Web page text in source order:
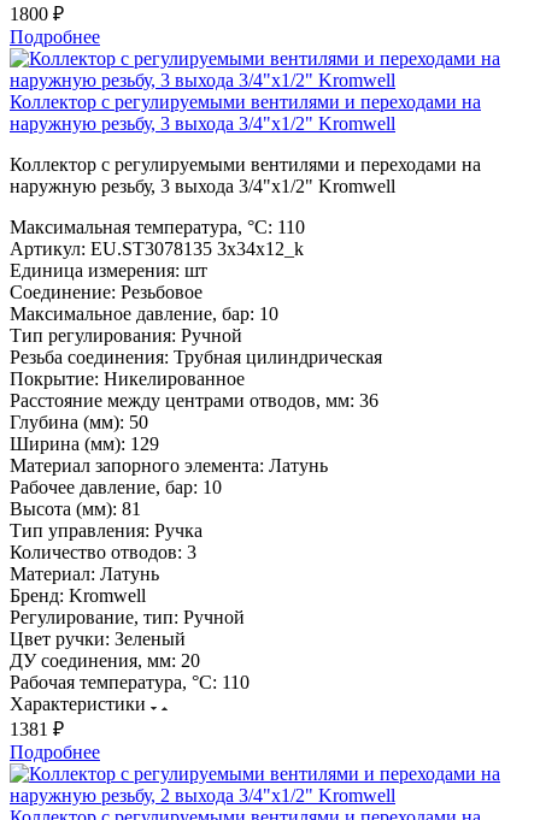
1800 ₽
Подробнее
Коллектор с регулируемыми вентилями и переходами на
наружную резьбу, 3 выхода 3/4"х1/2" Kromwell
Коллектор с регулируемыми вентилями и переходами на
наружную резьбу, 3 выхода 3/4"х1/2" Kromwell
Максимальная температура, °С: 110
Артикул: EU.ST3078135 3x34x12_k
Единица измерения: шт
Соединение: Резьбовое
Максимальное давление, бар: 10
Тип регулирования: Ручной
Резьба соединения: Трубная цилиндрическая
Покрытие: Никелированное
Расстояние между центрами отводов, мм: 36
Глубина (мм): 50
Ширина (мм): 129
Материал запорного элемента: Латунь
Рабочее давление, бар: 10
Высота (мм): 81
Тип управления: Ручка
Количество отводов: 3
Материал: Латунь
Бренд: Kromwell
Регулирование, тип: Ручной
Цвет ручки: Зеленый
ДУ соединения, мм: 20
Рабочая температура, °С: 110
Характеристики
1381 ₽
Подробнее